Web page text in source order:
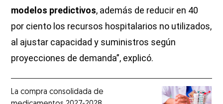
modelos predictivos, además de reducir en 40
por ciento los recursos hospitalarios no utilizados,
al ajustar capacidad y suministros según
proyecciones de demanda”, explicó.
La compra consolidada de